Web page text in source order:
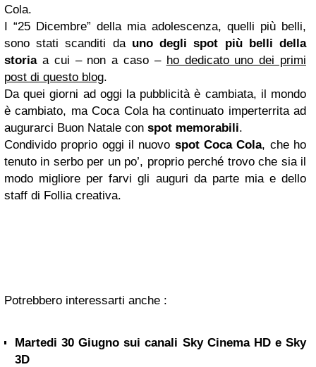
Cola.
I “25 Dicembre” della mia adolescenza, quelli più belli,
sono stati scanditi da uno degli spot più belli della
storiaa cui – non a caso – ho dedicato uno dei primi
post di questo blog.
Da quei giorni ad oggi la pubblicità è cambiata, il mondo
è cambiato, ma Coca Cola ha continuato imperterrita ad
augurarci Buon Natale con spot memorabili.
Condivido proprio oggi il nuovo spot Coca Cola, che ho
tenuto in serbo per un po’, proprio perché trovo che sia il
modo migliore per farvi gli auguri da parte mia e dello
staff di Follia creativa.
Potrebbero interessarti anche :
Martedi 30 Giugno sui canali Sky Cinema HD e Sky
3D